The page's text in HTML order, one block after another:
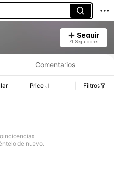
Seguir
71 Seguidores
Comentarios
Price Filtros
de nuevo.